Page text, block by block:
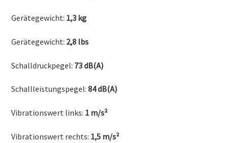
Gerätegewicht: 1,3 kg
Gerätegewicht: 2,8 lbs
Schalldruckpegel: 73 dB(A)
Schallleistungspegel:84 dB(A)
Vibrationswert links: 1 m/s²
Vibrationswert rechts: 1,5 m/s²